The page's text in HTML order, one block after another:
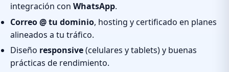
integración con WhatsApp.
Correo @ tu dominio, hosting y certificado en planes
alineados a tu tráfico.
Diseño responsive(celulares y tablets) y buenas
prácticas de rendimiento.